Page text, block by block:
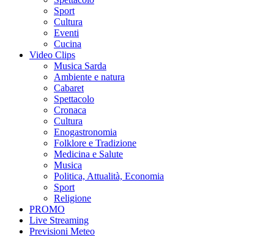
Sport
Cultura
Eventi
Cucina
Video Clips
Musica Sarda
Ambiente e natura
Cabaret
Spettacolo
Cronaca
Cultura
Enogastronomia
Folklore e Tradizione
Medicina e Salute
Musica
Politica, Attualità, Economia
Sport
Religione
PROMO
Live Streaming
Previsioni Meteo